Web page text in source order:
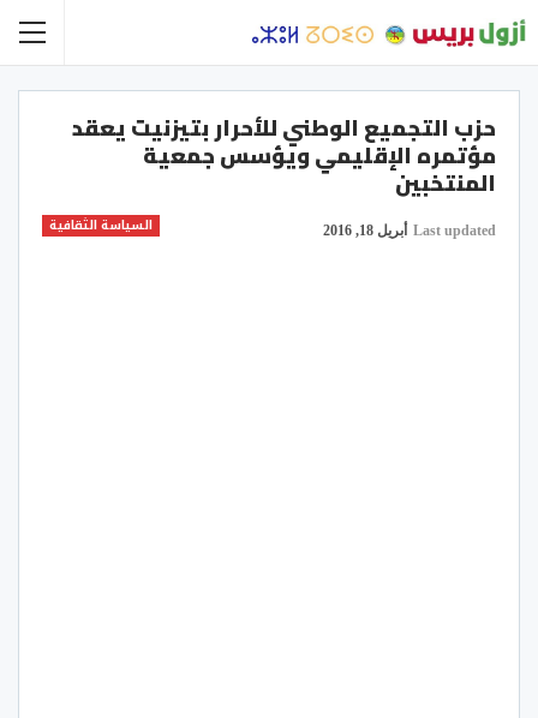
حزب التجميع الوطني للأحرار بتيزنيت يعقد
مؤتمره الإقليمي ويؤسس جمعية
المنتخبين
السياسة الثقافية Last updated أبريل 18, 2016